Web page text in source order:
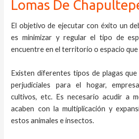
Lomas De
El objetivo de ejecutar con éxito un
es minimizar y regular el tipo de
encuentre en el territorio o espacio
Existen diferentes tipos de plagas
perjudiciales para el hogar,
cultivos, etc. Es necesario acudir a
acaben con la multiplicación y
estos animales e insectos.